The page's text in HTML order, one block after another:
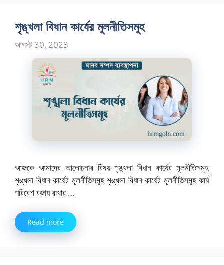
শৃঙ্খলা বিধান কার্যের মূলনীতিসমূহ
আগস্ট 30, 2023
আজকে আমাদের আলোচনার বিষয় শৃঙ্খলা বিধান কার্যের মূলনীতিসমূহ
শৃঙ্খলা বিধান কার্যের মূলনীতিসমূহ শৃঙ্খলা বিধান কার্যের মূলনীতিসমূহ কার্য
পরিবেশ বজায় রাখার …
Read more